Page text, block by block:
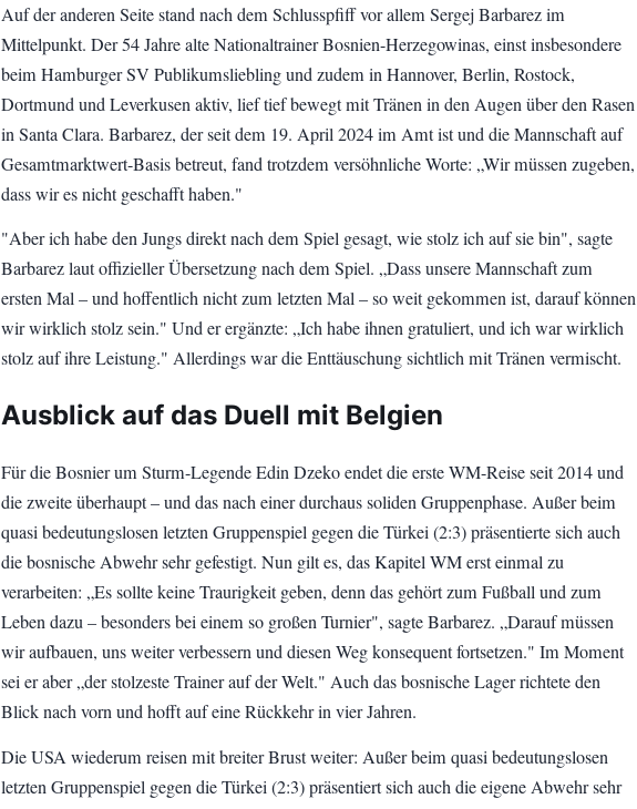
Auf der anderen Seite stand nach dem Schlusspfiff vor allem Sergej Barbarez im
Mittelpunkt. Der 54 Jahre alte Nationaltrainer Bosnien-Herzegowinas, einst insbesondere
beim Hamburger SV Publikumsliebling und zudem in Hannover, Berlin, Rostock,
Dortmund und Leverkusen aktiv, lief tief bewegt mit Tränen in den Augen über den Rasen
in Santa Clara. Barbarez, der seit dem 19. April 2024 im Amt ist und die Mannschaft auf
Gesamtmarktwert-Basis betreut, fand trotzdem versöhnliche Worte: „Wir müssen zugeben,
dass wir es nicht geschafft haben."
"Aber ich habe den Jungs direkt nach dem Spiel gesagt, wie stolz ich auf sie bin", sagte
Barbarez laut offizieller Übersetzung nach dem Spiel. „Dass unsere Mannschaft zum
ersten Mal – und hoffentlich nicht zum letzten Mal – so weit gekommen ist, darauf können
wir wirklich stolz sein." Und er ergänzte: „Ich habe ihnen gratuliert, und ich war wirklich
stolz auf ihre Leistung." Allerdings war die Enttäuschung sichtlich mit Tränen vermischt.
Ausblick auf das Duell mit Belgien
Für die Bosnier um Sturm-Legende Edin Dzeko endet die erste WM-Reise seit 2014 und
die zweite überhaupt – und das nach einer durchaus soliden Gruppenphase. Außer beim
quasi bedeutungslosen letzten Gruppenspiel gegen die Türkei (2:3) präsentierte sich auch
die bosnische Abwehr sehr gefestigt. Nun gilt es, das Kapitel WM erst einmal zu
verarbeiten: „Es sollte keine Traurigkeit geben, denn das gehört zum Fußball und zum
Leben dazu – besonders bei einem so großen Turnier", sagte Barbarez. „Darauf müssen
wir aufbauen, uns weiter verbessern und diesen Weg konsequent fortsetzen." Im Moment
sei er aber „der stolzeste Trainer auf der Welt." Auch das bosnische Lager richtete den
Blick nach vorn und hofft auf eine Rückkehr in vier Jahren.
Die USA wiederum reisen mit breiter Brust weiter: Außer beim quasi bedeutungslosen
letzten Gruppenspiel gegen die Türkei (2:3) präsentiert sich auch die eigene Abwehr sehr